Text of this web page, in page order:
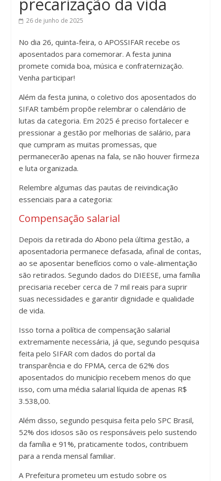
26 de junho de 2025
No dia 26, quinta-feira, o APOSSIFAR recebe os
aposentados para comemorar. A festa junina
promete comida boa, música e confraternização.
Venha participar!
Além da festa junina, o coletivo dos aposentados do
SIFAR também propõe relembrar o calendário de
lutas da categoria. Em 2025 é preciso fortalecer e
pressionar a gestão por melhorias de salário, para
que cumpram as muitas promessas, que
permanecerão apenas na fala, se não houver firmeza
e luta organizada.
Relembre algumas das pautas de reivindicação
essenciais para a categoria:
Compensação salarial
Depois da retirada do Abono pela última gestão, a
aposentadoria permanece defasada, afinal de contas,
ao se aposentar benefícios como o vale-alimentação
são retirados. Segundo dados do DIEESE, uma família
precisaria receber cerca de 7 mil reais para suprir
suas necessidades e garantir dignidade e qualidade
de vida.
Isso torna a política de compensação salarial
extremamente necessária, já que, segundo pesquisa
feita pelo SIFAR com dados do portal da
transparência e do FPMA, cerca de 62% dos
aposentados do município recebem menos do que
isso, com uma média salarial líquida de apenas R$
3.538,00.
Além disso, segundo pesquisa feita pelo SPC Brasil,
52% dos idosos são os responsáveis pelo sustendo
da família e 91%, praticamente todos, contribuem
para a renda mensal familiar.
A Prefeitura prometeu um estudo sobre os